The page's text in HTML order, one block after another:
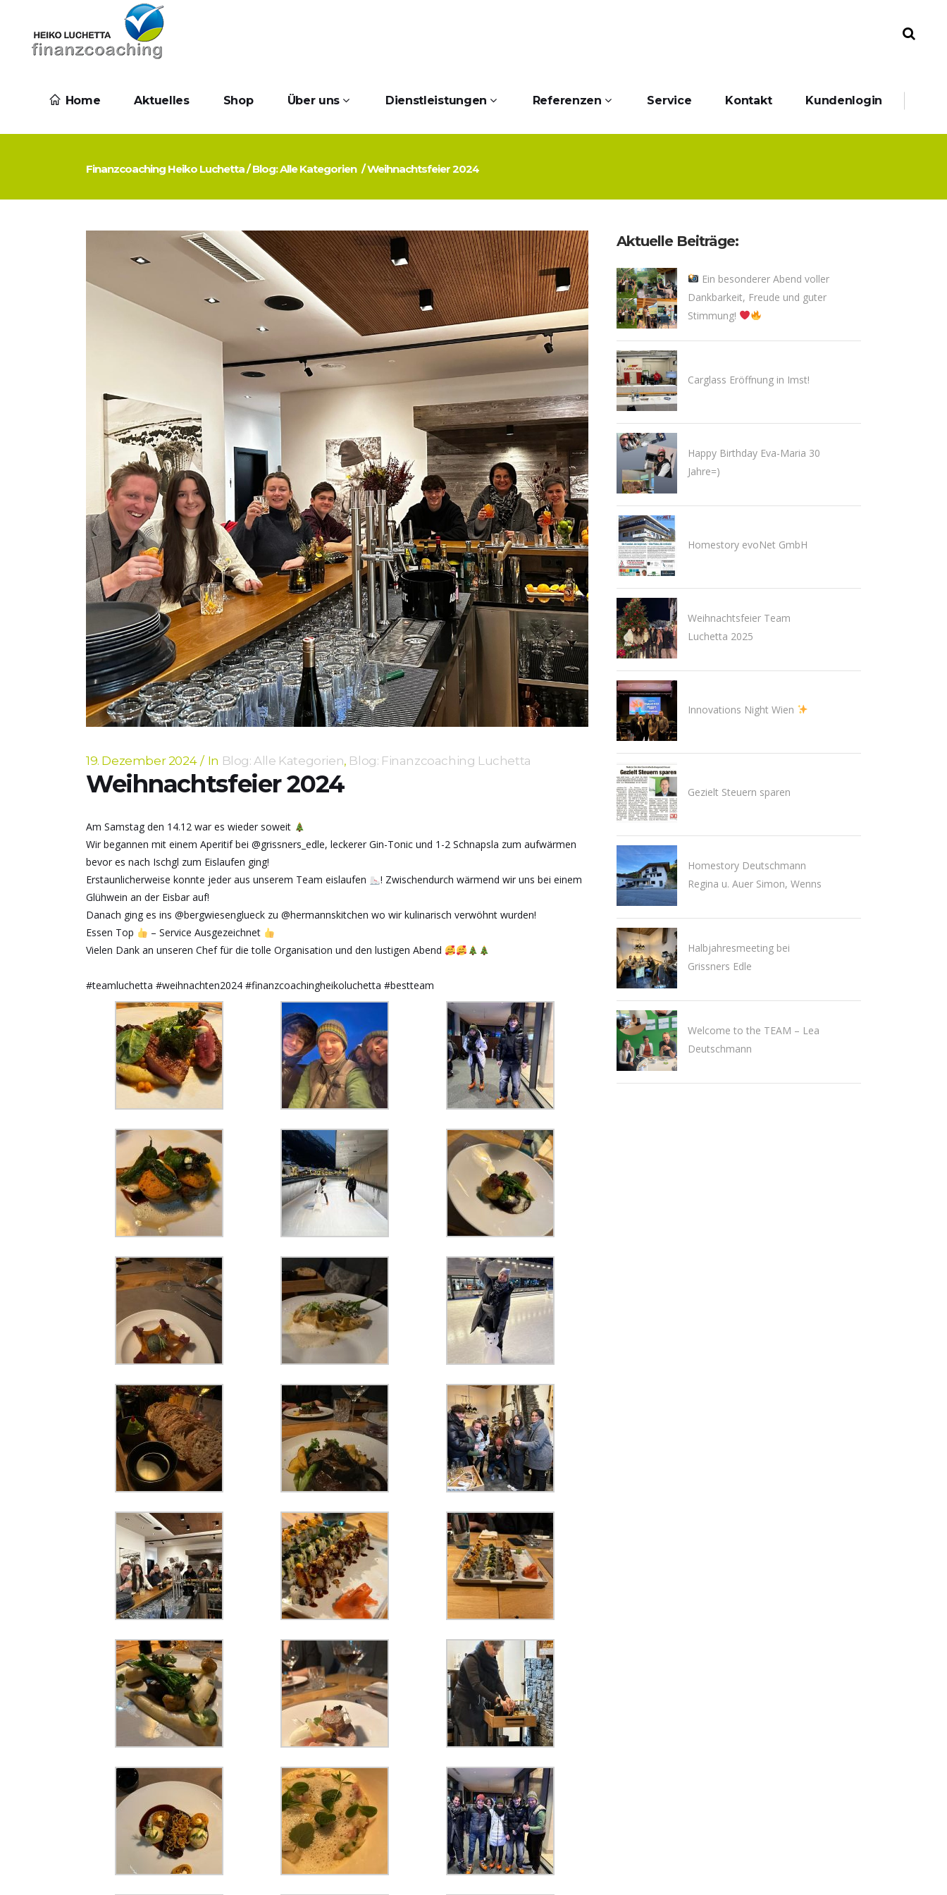
Home Aktuelles Shop Über uns Dienstleistungen Referenzen Service Kontakt Kundenlogin
Finanzcoaching Heiko Luchetta/Blog: Alle Kategorien /Weihnachtsfeier 2024
19. Dezember 2024 In Blog: Alle Kategorien, Blog: Finanzcoaching Luchetta
Weihnachtsfeier 2024
Am Samstag den 14.12 war es wieder soweit
Wir begannen mit einem Aperitif bei @grissners_edle, leckerer Gin-Tonic und 1-2 Schnapsla zum aufwärmen
bevor es nach Ischgl zum Eislaufen ging!
Erstaunlicherweise konnte jeder aus unserem Team eislaufen
! Zwischendurch wärmend wir uns bei einem
Glühwein an der Eisbar auf!
Danach ging es ins @bergwiesenglueck zu @hermannskitchen wo wir kulinarisch verwöhnt wurden!
Essen Top
– Service Ausgezeichnet
Vielen Dank an unseren Chef für die tolle Organisation und den lustigen Abend
#teamluchetta #weihnachten2024 #finanzcoachingheikoluchetta #bestteam
Aktuelle Beiträge:
Ein besonderer Abend voller
Dankbarkeit, Freude und guter
Stimmung!
Carglass Eröffnung in Imst!
Happy Birthday Eva-Maria 30
Jahre=)
Homestory evoNet GmbH
Weihnachtsfeier Team
Luchetta 2025
Innovations Night Wien
Gezielt Steuern sparen
Homestory Deutschmann
Regina u. Auer Simon, Wenns
Halbjahresmeeting bei
Grissners Edle
Welcome to the TEAM – Lea
Deutschmann